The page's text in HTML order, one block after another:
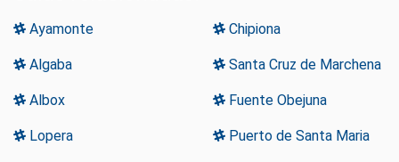
Ayamonte Chipiona
Algaba Santa Cruz de Marchena
Albox Fuente Obejuna
Lopera Puerto de Santa Maria